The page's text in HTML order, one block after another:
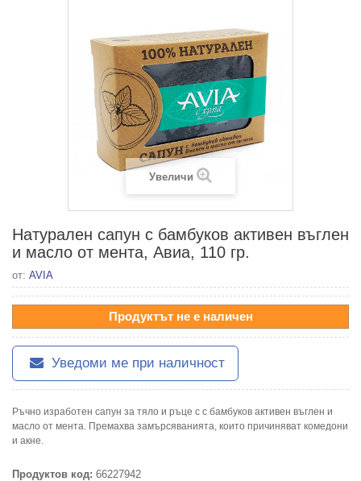
Увеличи
Натурален сапун с бамбуков активен въглен
и масло от мента, Авиа, 110 гр.
от: AVIA
Продуктът не е наличен
Уведоми ме при наличност
Ръчно изработен сапун за тяло и ръце с с бамбуков активен въглен и
масло от мента. Премахва замърсяванията, които причиняват комедони
и акне.
Продуктов код: 66227942